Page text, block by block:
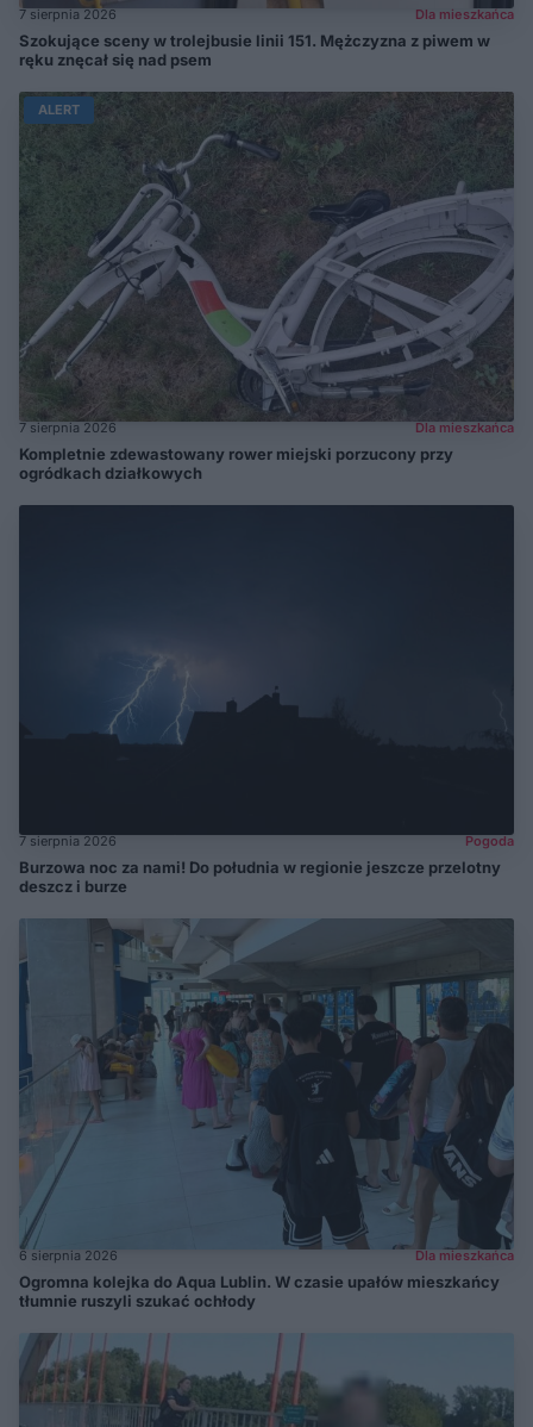
7 sierpnia 2026 Dla mieszkańca
Szokujące sceny w trolejbusie linii 151. Mężczyzna z piwem w
ręku znęcał się nad psem
ALERT
7 sierpnia 2026 Dla mieszkańca
Kompletnie zdewastowany rower miejski porzucony przy
ogródkach działkowych
7 sierpnia 2026 Pogoda
Burzowa noc za nami! Do południa w regionie jeszcze przelotny
deszcz i burze
6 sierpnia 2026 Dla mieszkańca
Ogromna kolejka do Aqua Lublin. W czasie upałów mieszkańcy
tłumnie ruszyli szukać ochłody